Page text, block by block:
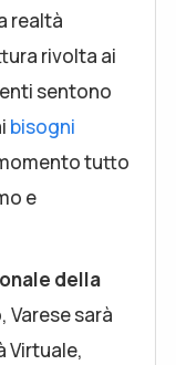
realtà
rivolta ai
sentono
bisogni
tutto
e
della
Varese sarà
Virtuale,